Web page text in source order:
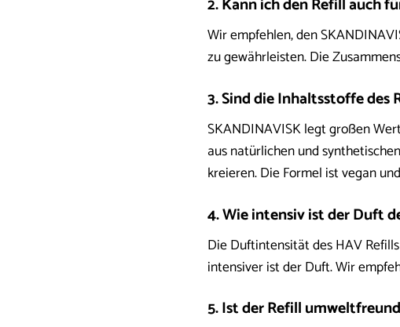
2. Kann ich den Refill auch
Wir empfehlen, den
zu gewährleisten. Die
3. Sind die Inhaltsstoffe des
SKANDINAVISK legt großen
aus natürlichen und
kreieren. Die Formel ist vegan
4. Wie intensiv ist der Duft
Die Duftintensität des HAV
intensiver ist der Duft. Wir
5. Ist der Refill